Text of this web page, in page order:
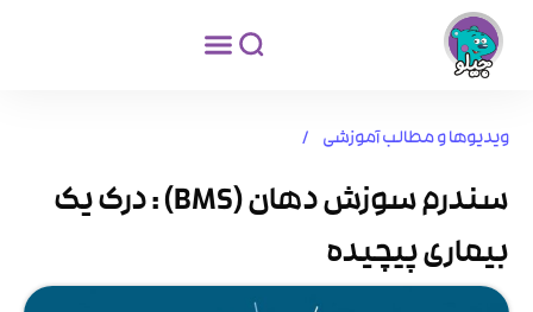
ویدیوها و مطالب آموزشی /
سندرم سوزش دهان (BMS) : درک یک
بیماری پیچیده